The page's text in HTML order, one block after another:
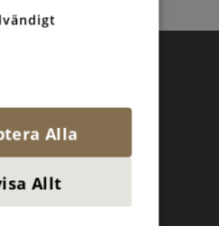
Alla
Allt